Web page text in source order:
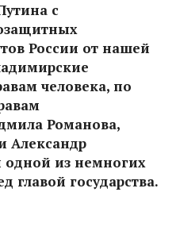
с
России от нашей
человека, по
Романова,
Александр
из немногих
главой государства.